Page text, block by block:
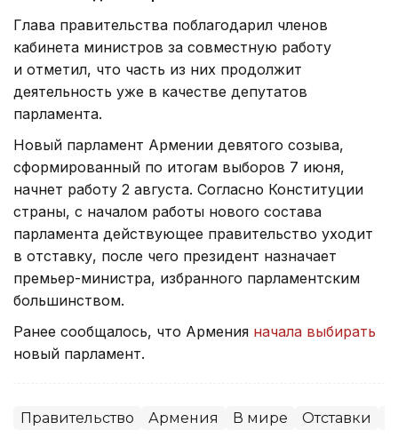
Глава правительства поблагодарил членов
кабинета министров за совместную работу
и отметил, что часть из них продолжит
деятельность уже в качестве депутатов
парламента.
Новый парламент Армении девятого созыва,
сформированный по итогам выборов 7 июня,
начнет работу 2 августа. Согласно Конституции
страны, с началом работы нового состава
парламента действующее правительство уходит
в отставку, после чего президент назначает
премьер-министра, избранного парламентским
большинством.
Ранее сообщалось, что Армения начала выбирать
новый парламент.
Правительство Армения В мире Отставки